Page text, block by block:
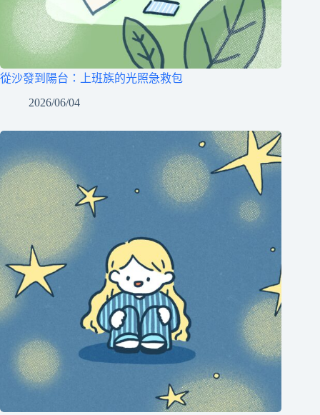
從沙發到陽台：上班族的光照急救包
2026/06/04